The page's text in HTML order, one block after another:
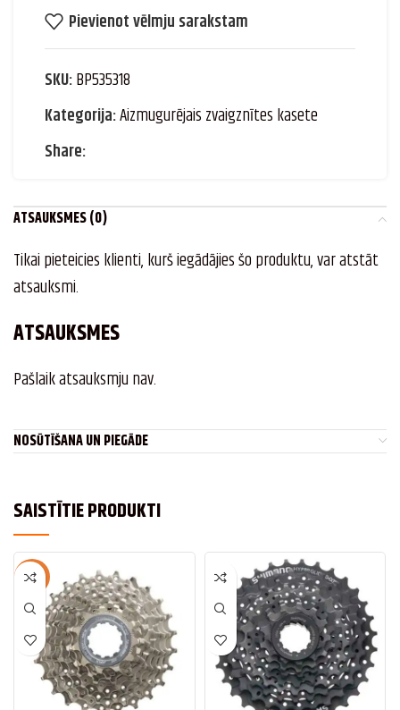
Pievienot vēlmju sarakstam
SKU:BP535318
Kategorija:Aizmugurējais zvaigznītes kasete
Share:
ATSAUKSMES (0)
ATSAUKSMES
Pašlaik atsauksmju nav.
Tikai pieteicies klienti, kurš iegādājies šo produktu, var atstāt
atsauksmi.
NOSŪTĪŠANA UN PIEGĀDE
SAISTĪTIE PRODUKTI
-14%